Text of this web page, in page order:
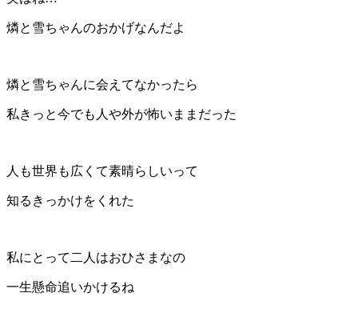
燐と雪ちゃんのおかげなんだよ
燐と雪ちゃんに会えてなかったら
私きっと今でも人や外が怖いままだった
人も世界も広くて素晴らしいって
知るきっかけをくれた
私にとって二人はおひさまなの
一生懸命追いかけるね